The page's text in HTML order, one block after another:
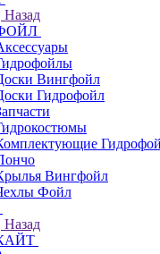
Назад
Вингфойл
Гидрофойл
Вингфойл
Фойл
Назад